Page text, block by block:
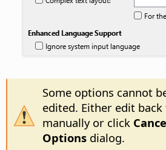
Some options cannot
edited. Either edit back
manually or click
Optionsdialog.